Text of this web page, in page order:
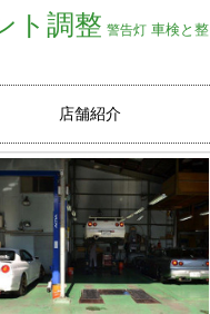
ト調整 警告灯 車検と整
店舗紹介